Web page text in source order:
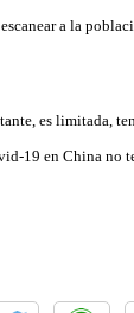
a la
es limitada,
19 en China no